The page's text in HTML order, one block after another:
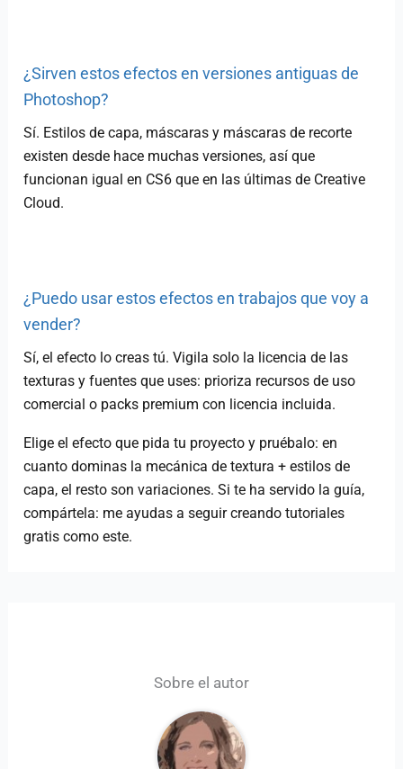
¿Sirven estos efectos en versiones antiguas de
Photoshop?
Sí. Estilos de capa, máscaras y máscaras de recorte
existen desde hace muchas versiones, así que
funcionan igual en CS6 que en las últimas de Creative
Cloud.
¿Puedo usar estos efectos en trabajos que voy a
vender?
Sí, el efecto lo creas tú. Vigila solo la licencia de las
texturas y fuentes que uses: prioriza recursos de uso
comercial o packs premium con licencia incluida.
Elige el efecto que pida tu proyecto y pruébalo: en
cuanto dominas la mecánica de textura + estilos de
capa, el resto son variaciones. Si te ha servido la guía,
compártela: me ayudas a seguir creando tutoriales
gratis como este.
Sobre el autor